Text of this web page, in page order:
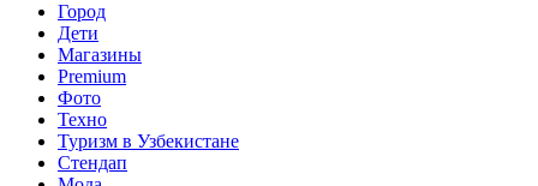
Город
Дети
Магазины
Premium
Фото
Техно
Туризм в Узбекистане
Стендап